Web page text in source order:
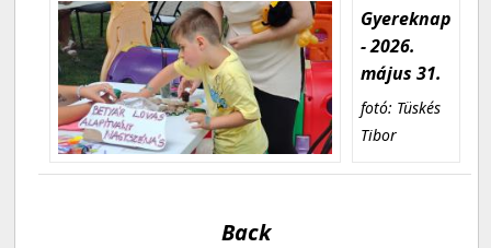
Gyereknap
- 2026.
május 31.
fotó: Tüskés
Tibor
Back